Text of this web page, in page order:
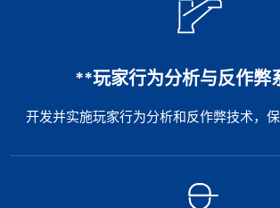
**玩家行为分析与反作弊
开发并实施玩家行为分析和反作弊技术，保